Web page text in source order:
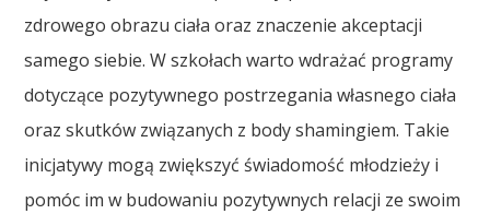
zdrowego obrazu ciała oraz znaczenie akceptacji
samego siebie. W szkołach warto wdrażać programy
dotyczące pozytywnego postrzegania własnego ciała
oraz skutków związanych z body shamingiem. Takie
inicjatywy mogą zwiększyć świadomość młodzieży i
pomóc im w budowaniu pozytywnych relacji ze swoim